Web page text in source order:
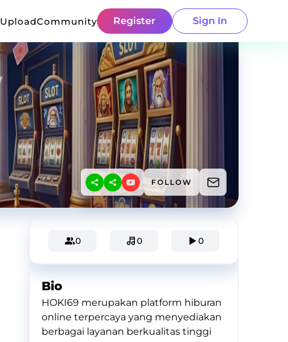
UploadCommunity Register Sign In
FOLLOW
0 0 0
Bio
HOKI69 merupakan platform hiburan
online terpercaya yang menyediakan
berbagai layanan berkualitas tinggi